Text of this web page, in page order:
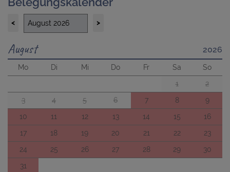
< >
August 2026
Mo Di Mi Do Fr Sa
So
1
2
3
4 5 6 7 8
9
10
11 12 13 14 15
16
17
18 19 20 21 22
23
24
25 26 27 28 29
30
31